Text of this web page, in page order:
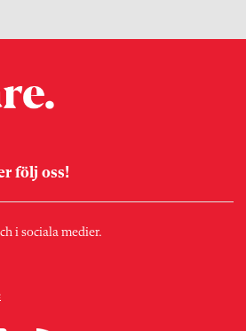
följ oss!
i sociala medier.